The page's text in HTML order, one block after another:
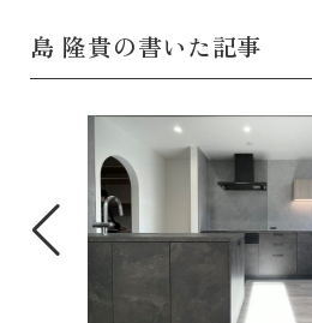
島 隆貴の書いた記事